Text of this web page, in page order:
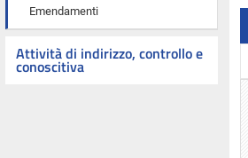
Emendamenti
Attività di indirizzo, controllo e
conoscitiva